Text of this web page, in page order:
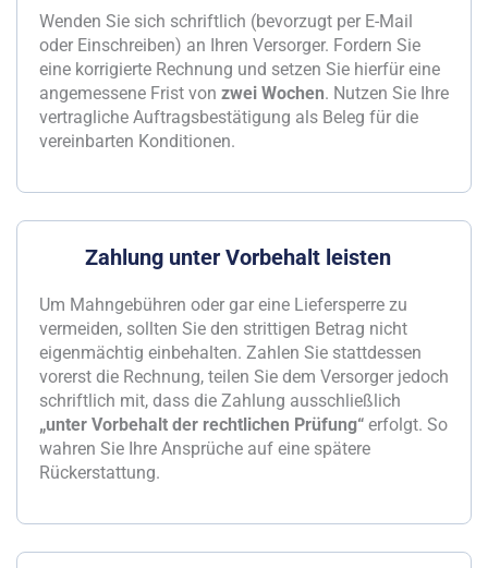
Wenden Sie sich schriftlich (bevorzugt per E-Mail
oder Einschreiben) an Ihren Versorger. Fordern Sie
eine korrigierte Rechnung und setzen Sie hierfür eine
angemessene Frist von zwei Wochen. Nutzen Sie Ihre
vertragliche Auftragsbestätigung als Beleg für die
vereinbarten Konditionen.
Zahlung unter Vorbehalt leisten
Um Mahngebühren oder gar eine Liefersperre zu
vermeiden, sollten Sie den strittigen Betrag nicht
eigenmächtig einbehalten. Zahlen Sie stattdessen
vorerst die Rechnung, teilen Sie dem Versorger jedoch
schriftlich mit, dass die Zahlung ausschließlich
„unter Vorbehalt der rechtlichen Prüfung“ erfolgt. So
wahren Sie Ihre Ansprüche auf eine spätere
Rückerstattung.